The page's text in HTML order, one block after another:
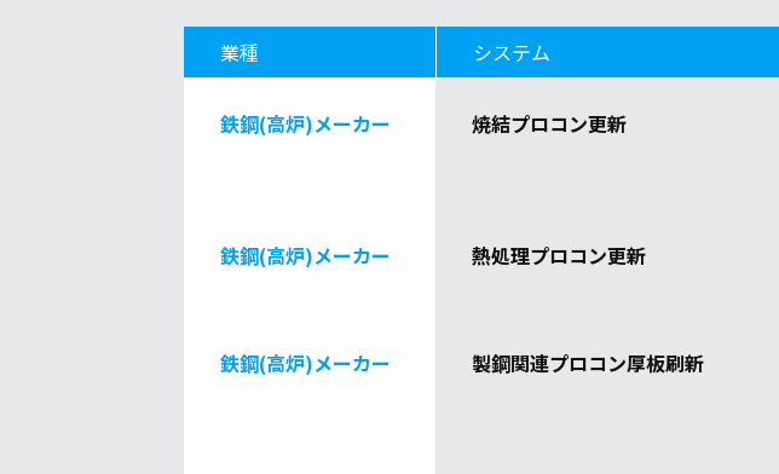
業種 システム
鉄鋼(高炉)メーカー 焼結プロコン更新
鉄鋼(高炉)メーカー 熱処理プロコン更新
鉄鋼(高炉)メーカー 製鋼関連プロコン厚板刷新